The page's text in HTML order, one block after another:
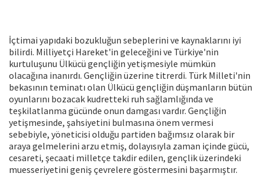
İçtimai yapıdaki bozukluğun sebeplerini ve kaynaklarını iyi
bilirdi. Milliyetçi Hareket'in geleceğini ve Türkiye'nin
kurtuluşunu Ülkücü gençliğin yetişmesiyle mümkün
olacağına inanırdı. Gençliğin üzerine titrerdi. Türk Milleti'nin
bekasının teminatı olan Ülkücü gençliğin düşmanların bütün
oyunlarını bozacak kudretteki ruh sağlamlığında ve
teşkilatlanma gücünde onun damgası vardır. Gençliğin
yetişmesinde, şahsiyetini bulmasına önem vermesi
sebebiyle, yöneticisi olduğu partiden bağımsız olarak bir
araya gelmelerini arzu etmiş, dolayısıyla zaman içinde gücü,
cesareti, şecaati milletçe takdir edilen, gençlik üzerindeki
muesseriyetini geniş çevrelere göstermesini başarmıştır.